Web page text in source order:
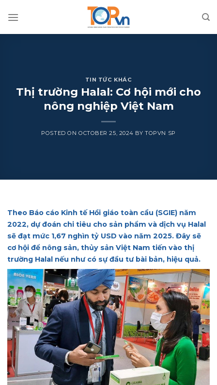
TIN TỨC KHÁC
Thị trường Halal: Cơ hội mới cho
nông nghiệp Việt Nam
POSTED ON OCTOBER 25, 2024 BYTOPVN SP
Theo Báo cáo Kinh tế Hồi giáo toàn cầu (SGIE) năm
2022, dự đoán chi tiêu cho sản phẩm và dịch vụ Halal
sẽ đạt mức 1,67 nghìn tỷ USD vào năm 2025. Đây sẽ
cơ hội để nông sản, thủy sản Việt Nam tiến vào thị
trường Halal nếu như có sự đầu tư bài bản, hiệu quả.